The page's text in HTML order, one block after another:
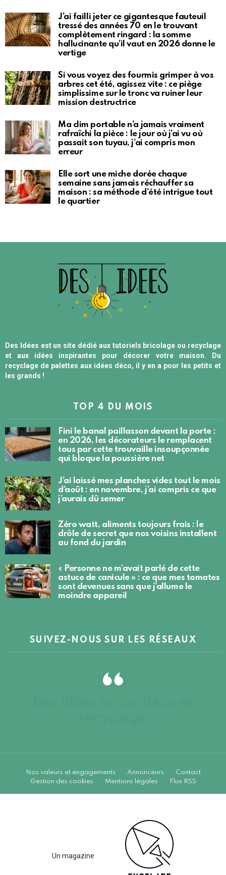
J’ai failli jeter ce gigantesque fauteuil
tressé des années 70 en le trouvant
complètement ringard : la somme
hallucinante qu’il vaut en 2026 donne le
vertige
Si vous voyez des fourmis grimper à vos
arbres cet été, agissez vite : ce piège
simplissime sur le tronc va ruiner leur
mission destructrice
Ma clim portable n’a jamais vraiment
rafraîchi la pièce : le jour où j’ai vu où
passait son tuyau, j’ai compris mon
erreur
Elle sort une miche dorée chaque
semaine sans jamais réchauffer sa
maison : sa méthode d’été intrigue tout
le quartier
Des Idées est un site dédié aux tutoriels bricolage ou recyclage
et aux idées inspirantes pour décorer votre maison. Du
recyclage de palettes aux idées déco, il y en a pour les petits et
les grands !
TOP 4 DU MOIS
Fini le banal paillasson devant la porte :
en 2026, les décorateurs le remplacent
tous par cette trouvaille insoupçonnée
qui bloque la poussière net
J’ai laissé mes planches vides tout le mois
d’août : en novembre, j’ai compris ce que
j’aurais dû semer
Zéro watt, aliments toujours frais : le
drôle de secret que nos voisins installent
au fond du jardin
« Personne ne m’avait parlé de cette
astuce de canicule » : ce que mes tomates
sont devenues sans que j’allume le
moindre appareil
SUIVEZ-NOUS SUR LES RÉSEAUX
Nos valeurs et engagements Annonceurs
Contact
Gestion des cookies
Mentions légales Flux RSS
Un magazine